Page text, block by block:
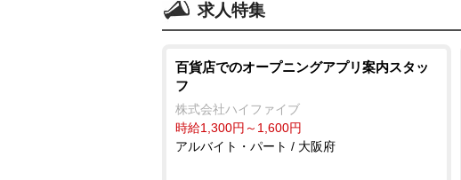
求人特集
百貨店でのオープニングアプリ案内スタッ
フ
株式会社ハイファイブ
時給1,300円～1,600円
アルバイト・パート / 大阪府